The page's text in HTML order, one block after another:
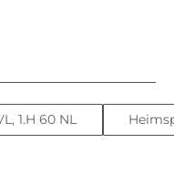
1.H 60 NL